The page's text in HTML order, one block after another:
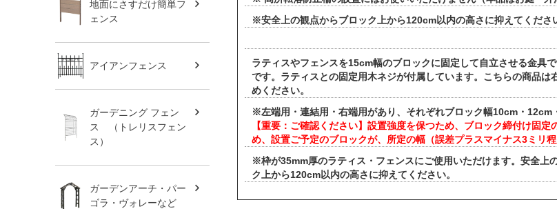
地面にさすだけ簡単フ
ェンス
アイアンフェンス
ガーデニング フェン
ス （トレリスフェン
ス）
ガーデンアーチ・パー
ゴラ・ヴォレーなど
※安全上の観点からブロック上から120cm以内の高さに抑えてくださ
ラティスやフェンスを15cm幅のブロックに固定して自立させる金具
です。ラティスとの固定用木ネジが付属しています。こちらの商品
めください。
※左端用・連結用・右端用があり、それぞれブロック幅10cm・12cm
【重要：ご確認ください】設置強度を保つため、ブロック締付け固
め、設置ご予定のブロックが、所定の幅（誤差プラスマイナス3ミリ
※枠が35mm厚のラティス・フェンスにご使用いただけます。安全上
ク上から120cm以内の高さに抑えてください。